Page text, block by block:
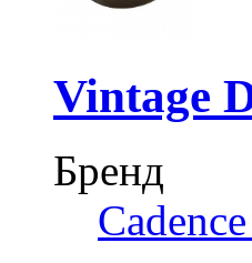
Vintage
Бренд